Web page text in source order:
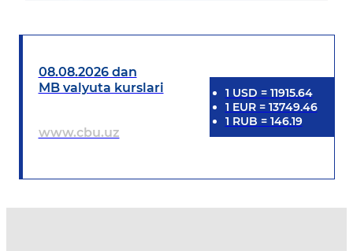
08.08.2026 dan
MB valyuta kurslari
www.cbu.uz
1 USD = 11915.64
1 EUR= 13749.46
1 RUB = 146.19